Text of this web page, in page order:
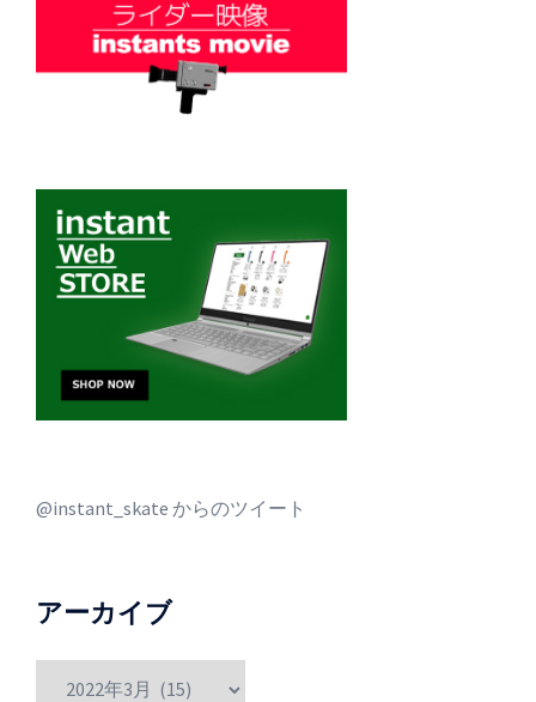
@instant_skate からのツイート
アーカイブ